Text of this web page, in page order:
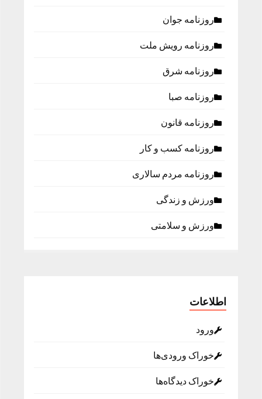
روزنامه جوان
روزنامه رویش ملت
روزنامه شرق
روزنامه صبا
روزنامه قانون
روزنامه كسب و كار
روزنامه مردم سالاری
ورزش و زندگی
ورزش و سلامتی
اطلاعات
ورود
خوراک ورودی‌ها
خوراک دیدگاه‌ها